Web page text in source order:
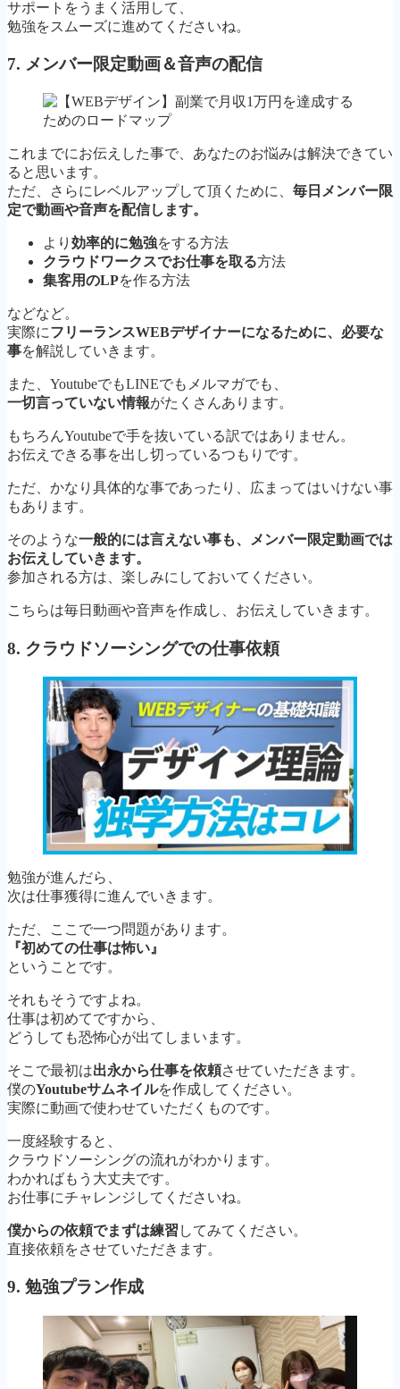
サポートをうまく活用して、
勉強をスムーズに進めてくださいね。
7. メンバー限定動画＆音声の配信
これまでにお伝えした事で、あなたのお悩みは解決できてい
ると思います。
ただ、さらにレベルアップして頂くために、 毎日メンバー限
定で動画や音声を配信します。
より 効率的に勉強をする方法
クラウドワークスでお仕事を取る方法
集客用のLPを作る方法
などなど。
実際にフリーランスWEBデザイナーになるために、必要な
事を解説していきます。
また、YoutubeでもLINEでもメルマガでも、
一切言っていない情報がたくさんあります。
もちろんYoutubeで手を抜いている訳ではありません。
お伝えできる事を出し切っているつもりです。
ただ、かなり具体的な事であったり、広まってはいけない事
もあります。
そのような一般的には言えない事も、メンバー限定動画では
お伝えしていきます。
参加される方は、楽しみにしておいてください。
こちらは毎日動画や音声を作成し、お伝えしていきます。
8. クラウドソーシングでの仕事依頼
勉強が進んだら、
次は仕事獲得に進んでいきます。
ただ、ここで一つ問題があります。
『初めての仕事は怖い』
ということです。
それもそうですよね。
仕事は初めてですから、
どうしても恐怖心が出てしまいます。
そこで最初は出永から仕事を依頼させていただきます。
僕のYoutubeサムネイルを作成してください。
実際に動画で使わせていただくものです。
一度経験すると、
クラウドソーシングの流れがわかります。
わかればもう大丈夫です。
お仕事にチャレンジしてくださいね。
僕からの依頼でまずは練習 してみてください。
直接依頼をさせていただきます。
9. 勉強プラン作成